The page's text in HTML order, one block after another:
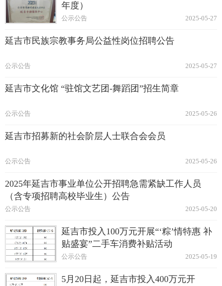
年度）
2025-05-27
公示公告
延吉市民族宗教事务局公益性岗位招聘公告
2025-05-27
公示公告
延吉市文化馆 “驻馆文艺团-舞蹈团”招生简章
2025-05-26
公示公告
延吉市招募新的社会阶层人士联合会会员
2025-05-26
公示公告
2025年延吉市事业单位公开招聘急需紧缺工作人员
（含专项招聘高校毕业生）公告
2025-05-20
公示公告
延吉市投入100万元开展“‘粽’情特惠 补
贴盛宴”二手车消费补贴活动
2025-05-19
公示公告
5月20日起，延吉市投入400万元开